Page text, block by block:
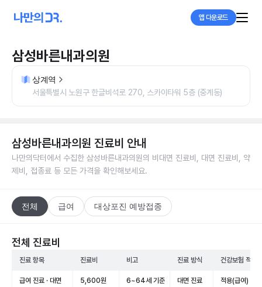
앱 다운로드
삼성바른내과의원
상계역
서울특별시 노원구 한글비석로 270, 스카이타워 5층 (중계동)
삼성바른내과의원 진료비 안내
나만의닥터에서 수집한 삼성바른내과의원의 비대면 진료비, 대면 진료비, 약
제비, 접종료 등 모든 가격을 확인해보세요.
전체 급여 대상포진 예방접종
전체 진료비
진료 항목 진료비 비고 진료 방식 건강보험 적용
급여 진료 · 대면 5,600원 6~64세 기준 대면 진료 적용(급여)